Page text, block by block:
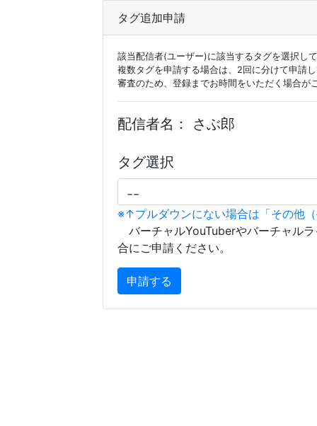
タグ追加申請
該当配信者(ユーザー)に該当するタグを選択し
複数タグを申請する場合は、2回に分けて申請
審査のため、登録までお時間をいただく場合が
配信者名： さぶ郎
タグ選択
※↑プルダウンにない場合は「その他
バーチャルYouTuberやバーチャル
合にご申請ください。
申請する